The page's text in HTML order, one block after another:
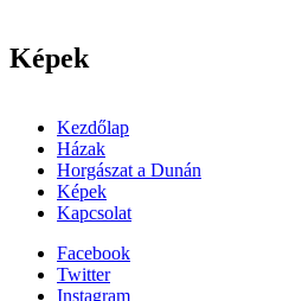
Képek
Kezdőlap
Házak
Horgászat a Dunán
Képek
Kapcsolat
Facebook
Twitter
Instagram